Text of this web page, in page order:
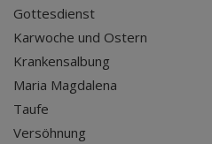
Gottesdienst
Karwoche und Ostern
Krankensalbung
Maria Magdalena
Taufe
Versöhnung